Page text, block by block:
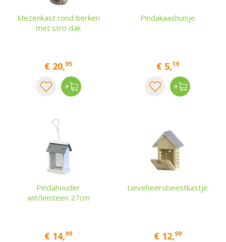
Mezenkast rond berken
met stro dak
€ 20,95
Pindakaashuisje
€ 5,19
Pindahouder
wit/leisteen 27cm
€ 14,99
Lieveheersbeestkastje
€ 12,99